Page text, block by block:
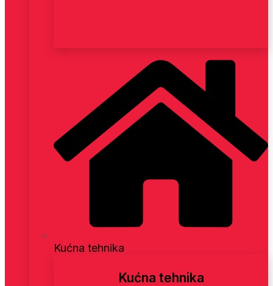
Kućna tehnika
Kućna tehnika